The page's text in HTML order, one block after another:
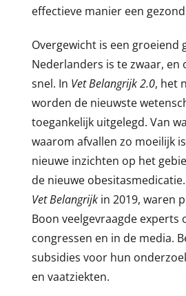
effectieve manier een
Overgewicht is een groeiend
Nederlanders is te zwaar,
snel. In Vet Belangrijk 2.0, het
worden de nieuwste
toegankelijk uitgelegd. Van
waarom afvallen zo moeilijk
nieuwe inzichten op het
de nieuwe
Vet Belangrijk in 2019, waren
Boon veelgevraagde
congressen en in de media.
subsidies voor hun
en vaatziekten.